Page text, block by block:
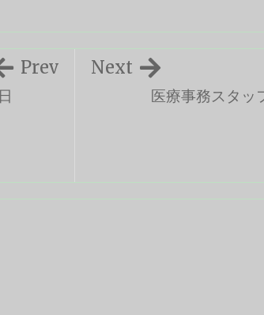
医療事務スタッ
Next
Prev